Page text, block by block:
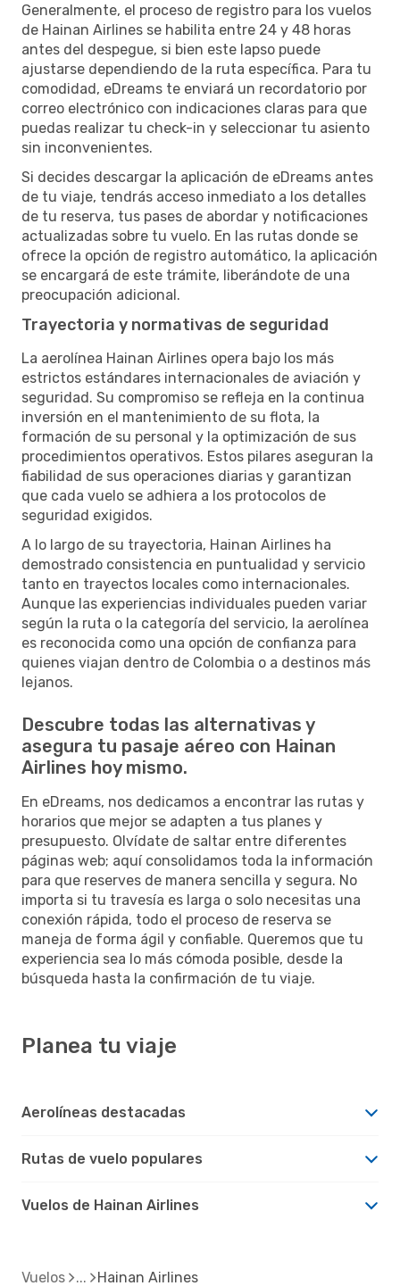
Generalmente, el proceso de registro para los vuelos
de Hainan Airlines se habilita entre 24 y 48 horas
antes del despegue, si bien este lapso puede
ajustarse dependiendo de la ruta específica. Para tu
comodidad, eDreams te enviará un recordatorio por
correo electrónico con indicaciones claras para que
puedas realizar tu check-in y seleccionar tu asiento
sin inconvenientes.
Si decides descargar la aplicación de eDreams antes
de tu viaje, tendrás acceso inmediato a los detalles
de tu reserva, tus pases de abordar y notificaciones
actualizadas sobre tu vuelo. En las rutas donde se
ofrece la opción de registro automático, la aplicación
se encargará de este trámite, liberándote de una
preocupación adicional.
Trayectoria y normativas de seguridad
La aerolínea Hainan Airlines opera bajo los más
estrictos estándares internacionales de aviación y
seguridad. Su compromiso se refleja en la continua
inversión en el mantenimiento de su flota, la
formación de su personal y la optimización de sus
procedimientos operativos. Estos pilares aseguran la
fiabilidad de sus operaciones diarias y garantizan
que cada vuelo se adhiera a los protocolos de
seguridad exigidos.
A lo largo de su trayectoria, Hainan Airlines ha
demostrado consistencia en puntualidad y servicio
tanto en trayectos locales como internacionales.
Aunque las experiencias individuales pueden variar
según la ruta o la categoría del servicio, la aerolínea
es reconocida como una opción de confianza para
quienes viajan dentro de Colombia o a destinos más
lejanos.
Descubre todas las alternativas y
asegura tu pasaje aéreo con Hainan
Airlines hoy mismo.
En eDreams, nos dedicamos a encontrar las rutas y
horarios que mejor se adapten a tus planes y
presupuesto. Olvídate de saltar entre diferentes
páginas web; aquí consolidamos toda la información
para que reserves de manera sencilla y segura. No
importa si tu travesía es larga o solo necesitas una
conexión rápida, todo el proceso de reserva se
maneja de forma ágil y confiable. Queremos que tu
experiencia sea lo más cómoda posible, desde la
búsqueda hasta la confirmación de tu viaje.
Planea tu viaje
Aerolíneas destacadas
Rutas de vuelo populares
Vuelos de Hainan Airlines
Vuelos Hainan Airlines